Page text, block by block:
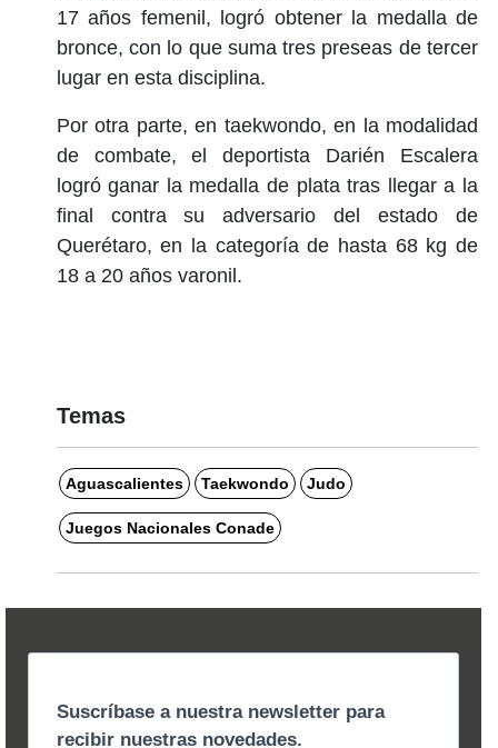
17 años femenil, logró obtener la medalla de
bronce, con lo que suma tres preseas de tercer
lugar en esta disciplina.
Por otra parte, en taekwondo, en la modalidad
de combate, el deportista Darién Escalera
logró ganar la medalla de plata tras llegar a la
final contra su adversario del estado de
Querétaro, en la categoría de hasta 68 kg de
18 a 20 años varonil.
Temas
Aguascalientes Taekwondo Judo
Juegos Nacionales Conade